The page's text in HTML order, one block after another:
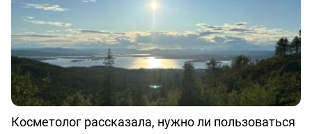
Косметолог рассказала, нужно ли пользоваться